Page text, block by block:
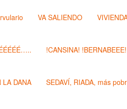
VA SALIENDO
!CANSINA! !BERNABEEE!
LA DANA SEDAVÍ, RIADA, más